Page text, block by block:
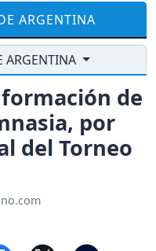
ARGENTINA
ARGENTINA
de
por
del Torneo